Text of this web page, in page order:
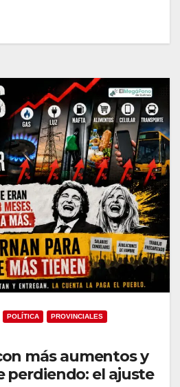
POLÍTICA PROVINCIALES
más aumentos y
perdiendo: el ajuste